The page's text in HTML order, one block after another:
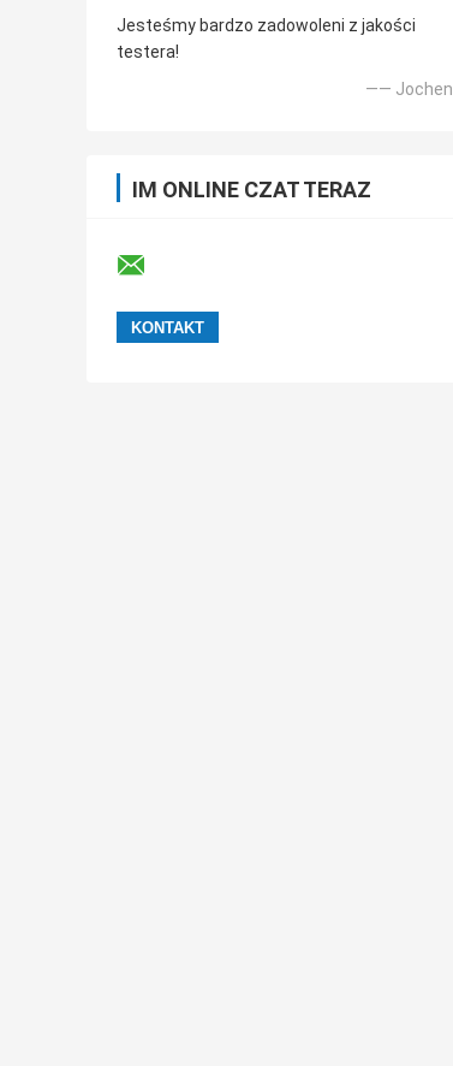
Jesteśmy bardzo zadowoleni z jakości
testera!
—— Jochen
IM ONLINE CZAT TERAZ